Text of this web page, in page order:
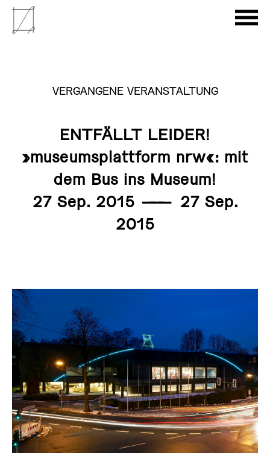
VERGANGENE VERANSTALTUNG
ENTFÄLLT LEIDER!
»museumsplattform nrw«: mit
dem Bus ins Museum!
27 Sep. 2015 ———
27 Sep.
2015